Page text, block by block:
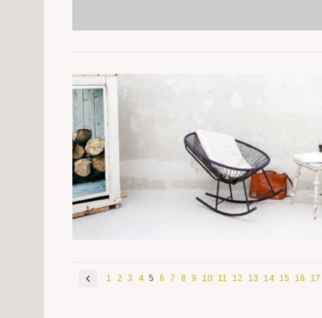
1 2 3 4 5 6 7 8 9 10 11 12 13 14 15 16 17